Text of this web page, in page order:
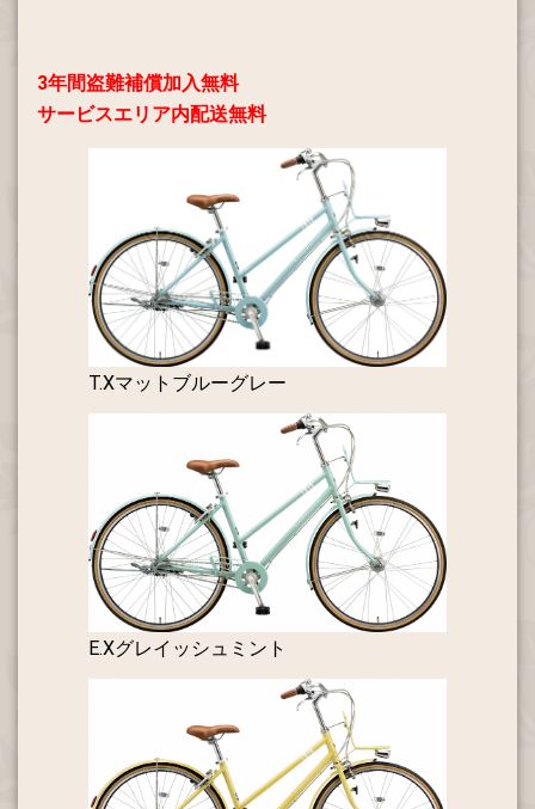
3年間盗難補償加入無料
サービスエリア内配送無料
T.Xマットブルーグレー
E.Xグレイッシュミント